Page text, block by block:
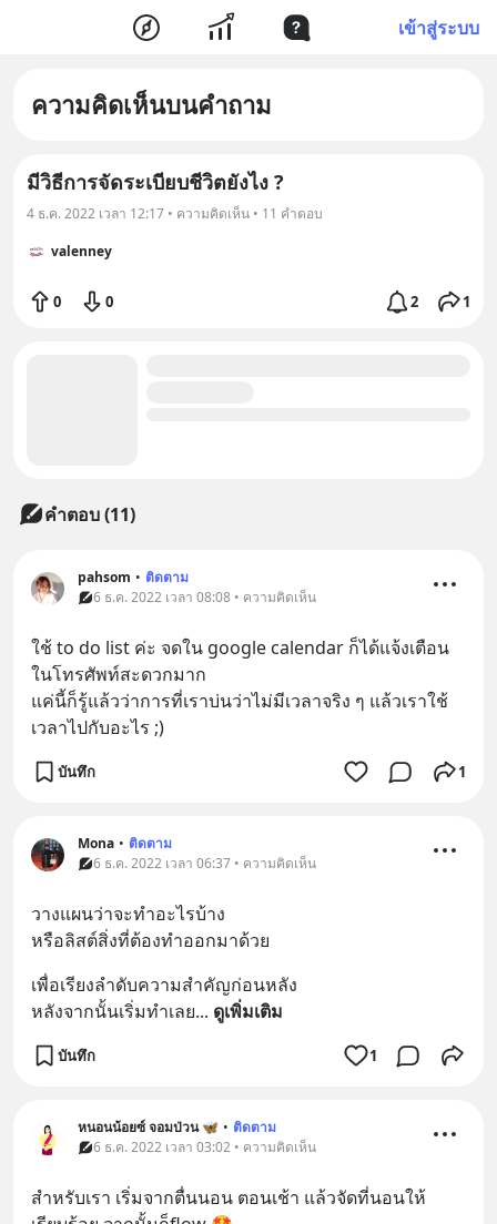
เข้าสู่ระบบ
ความคิดเห็นบนคำถาม
มีวิธีการจัดระเบียบชีวิตยังไง ?
4 ธ.ค. 2022 เวลา 12:17 • ความคิดเห็น • 11 คำตอบ
valenney
0 0 2 1
คำตอบ (11)
pahsom • ติดตาม
6 ธ.ค. 2022 เวลา 08:08 • ความคิดเห็น
ใช้ to do list ค่ะ จดใน google calendar ก็ได้แจ้งเตือน
ในโทรศัพท์สะดวกมาก
แค่นี้ก็รู้แล้วว่าการที่เราบ่นว่าไม่มีเวลาจริง ๆ แล้วเราใช้
เวลาไปกับอะไร ;)
บันทึก 1
Mona • ติดตาม
6 ธ.ค. 2022 เวลา 06:37 • ความคิดเห็น
วางแผนว่าจะทำอะไรบ้าง
หรือลิสต์สิ่งที่ต้องทำออกมาด้วย
เพื่อเรียงลำดับความสำคัญก่อนหลัง
หลังจากนั้นเริ่มทำเลย... ดูเพิ่มเติม
บันทึก 1
หนอนน้อยซ์ จอมป่วน 🦋 • ติดตาม
6 ธ.ค. 2022 เวลา 03:02 • ความคิดเห็น
สำหรับเรา เริ่มจากตื่นนอน ตอนเช้า แล้วจัดที่นอนให้